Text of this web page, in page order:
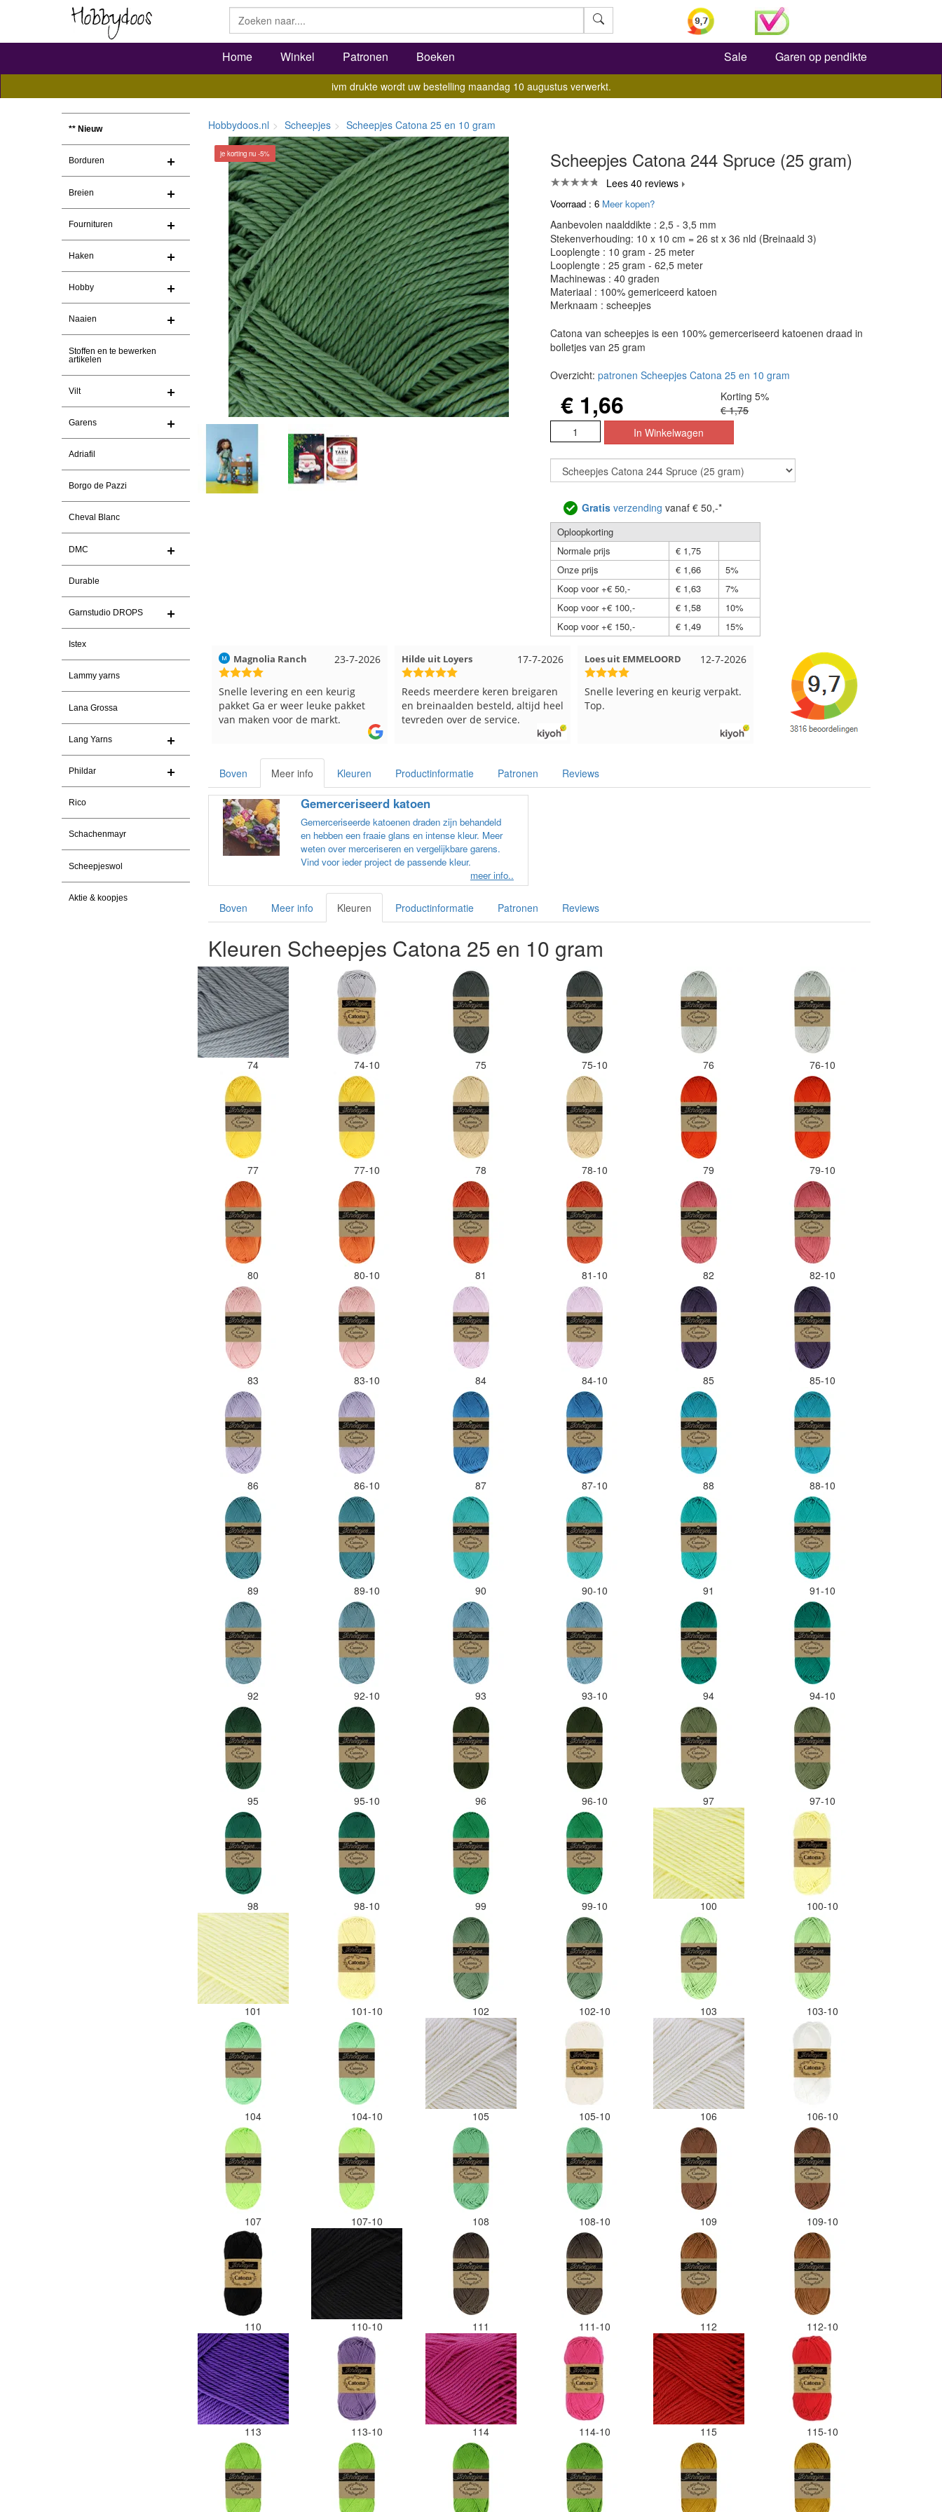
Zoeken
Home Winkel Patronen Boeken Sale Garen op pendikte
ivm drukte wordt uw bestelling maandag 10 augustus verwerkt.
** Nieuw
Borduren
Breien
Fournituren
Haken
Hobby
Naaien
Stoffen en te bewerken
artikelen
Vilt
Garens
Adriafil
Borgo de Pazzi
Cheval Blanc
DMC
Durable
Garnstudio DROPS
Istex
Lammy yarns
Lana Grossa
Lang Yarns
Phildar
Rico
Schachenmayr
Scheepjeswol
Aktie & koopjes
Hobbydoos.nl Scheepjes Scheepjes Catona 25 en 10 gram
je korting nu -5% Scheepjes Catona 244 Spruce (25 gram)
Lees 40 reviews
Voorraad : 6 Meer kopen?
Aanbevolen naalddikte : 2,5 - 3,5 mm
Stekenverhouding: 10 x 10 cm = 26 st x 36 nld (Breinaald 3)
Looplengte : 10 gram - 25 meter
Looplengte : 25 gram - 62,5 meter
Machinewas : 40 graden
Materiaal : 100% gemericeerd katoen
Merknaam : scheepjes
Catona van scheepjes is een 100% gemerceriseerd katoenen draad in
bolletjes van 25 gram
Overzicht: patronen Scheepjes Catona 25 en 10 gram
€ 1,66
Korting 5%
€ 1,75
Gratisverzending vanaf € 50,-*
Oploopkorting
Normale prijs
€ 1,75
Onze prijs
€ 1,66
5%
Koop voor +€ 50,-
€ 1,63
7%
Koop voor +€ 100,-
€ 1,58
10%
Koop voor +€ 150,-
€ 1,49 15%
23-7-2026
Magnolia Ranch
Snelle levering en een keurig
pakket Ga er weer leuke pakket
17-7-2026
Hilde uit Loyers
Reeds meerdere keren breigaren
en breinaalden besteld, altijd heel
tevreden over de service.
12-7-2026
Loes uit EMMELOORD
Snelle levering en keurig verpakt.
Top.
12-7-2026
Nell uit Beuningen
Goed verpakt en snelgeleverd
Wendy uit Amsterdam
Ruime keus aan viltwol, mooie
kleuren en goede kwaliteit. Snel
verzonden. Enigste wat ik een
beetje jammer vind is dat alles los
los in een doos gestopt. Geen
kleuren apart in te pakken met
een sticker welke kleur het is?
Desondanks zou ik deze shop
zeker wel aanbevelen wat betreft
de viltwol. Goede prijs/kwaliteit
verhouding.
Boven Meer info Kleuren Productinformatie Patronen Reviews
Gemerceriseerd katoen
Gemerceriseerde katoenen draden zijn behandeld
en hebben een fraaie glans en intense kleur. Meer
weten over merceriseren en vergelijkbare garens.
Vind voor ieder project de passende kleur.
meer info..
Boven Meer info Kleuren Productinformatie Patronen Reviews
Kleuren Scheepjes Catona 25 en 10 gram
74 74-10 75 75-10 76 76-10
77 77-10 78 78-10 79 79-10
80 80-10 81 81-10 82 82-10
83 83-10 84 84-10 85 85-10
86 86-10 87 87-10 88 88-10
89 89-10 90 90-10 91 91-10
92 92-10 93 93-10 94 94-10
95 95-10 96 96-10 97 97-10
98 98-10 99 99-10 100 100-10
101 101-10 102 102-10 103 103-10
104 104-10 105 105-10 106 106-10
107 107-10 108 108-10 109 109-10
110 110-10 111 111-10 112 112-10
113 113-10 114 114-10 115 115-10